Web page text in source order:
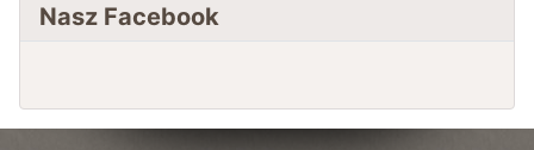
Nasz Facebook